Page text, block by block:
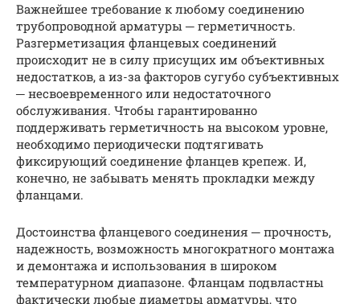
Важнейшее требование к любому соединению
трубопроводной арматуры ─ герметичность.
Разгерметизация фланцевых соединений
происходит не в силу присущих им объективных
недостатков, а из-за факторов сугубо субъективных
─ несвоевременного или недостаточного
обслуживания. Чтобы гарантированно
поддерживать герметичность на высоком уровне,
необходимо периодически подтягивать
фиксирующий соединение фланцев крепеж. И,
конечно, не забывать менять прокладки между
фланцами.
Достоинства фланцевого соединения ─ прочность,
надежность, возможность многократного монтажа
и демонтажа и использования в широком
температурном диапазоне. Фланцам подвластны
фактически любые диаметры арматуры, что